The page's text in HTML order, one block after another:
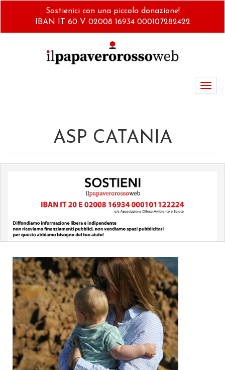
Sostienici con una piccola donazione!
IBAN IT 60 V 02008 16934 000107282422
ASP CATANIA